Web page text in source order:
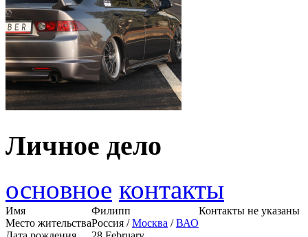
Личное дело
основное контакты
Имя
Филипп
Место жительстваРоссия /Москва /ВАО
Контакты не указаны